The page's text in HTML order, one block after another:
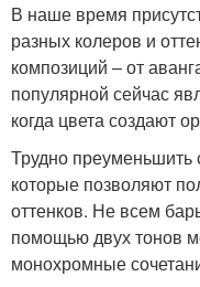
В наше время
разных колеров и
композиций – от
популярной сейчас
когда цвета создают
Трудно преуменьшить
которые позволяют
оттенков. Не всем
помощью двух тонов
монохромные